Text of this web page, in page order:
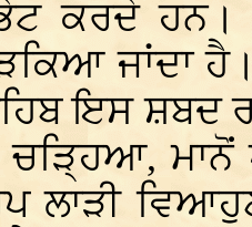
ਕਰਦੇ ਹਨ।
ਜਾਂਦਾ
ਇਸ ਸ਼ਬਦ
ਮਾਨੋਂ
ਲਾੜੀ